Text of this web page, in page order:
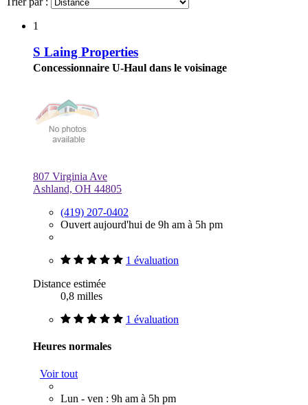
1
S Laing Properties
Concessionnaire U-Haul dans le voisinage
807 Virginia Ave
Ashland, OH 44805
(419) 207-0402
Ouvert aujourd'hui de 9h am à 5h pm
1 évaluation
Distance estimée
0,8 milles
1 évaluation
Heures normales
Voir tout
Lun - ven : 9h am à 5h pm